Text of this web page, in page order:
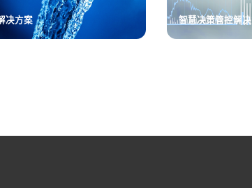
案 水务云脑解决方案